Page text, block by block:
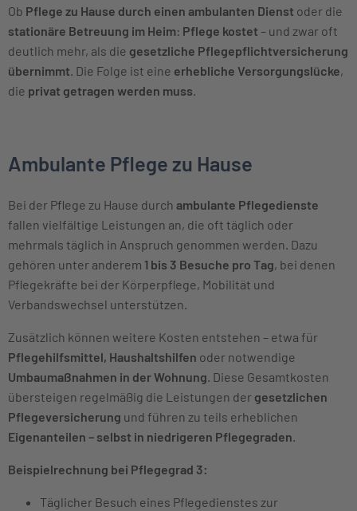
Ob Pflege zu Hause durch einen ambulanten Dienst oder die
stationäre Betreuung im Heim: Pflege kostet – und zwar oft
deutlich mehr, als die gesetzliche Pflegepflichtversicherung
übernimmt. Die Folge ist eine erhebliche Versorgungslücke,
die privat getragen werden muss.
Ambulante Pflege zu Hause
Bei der Pflege zu Hause durch ambulante Pflegedienste
fallen vielfältige Leistungen an, die oft täglich oder
mehrmals täglich in Anspruch genommen werden. Dazu
gehören unter anderem 1 bis 3 Besuche pro Tag, bei denen
Pflegekräfte bei der Körperpflege, Mobilität und
Verbandswechsel unterstützen.
Zusätzlich können weitere Kosten entstehen – etwa für
Pflegehilfsmittel, Haushaltshilfen oder notwendige
Umbaumaßnahmen in der Wohnung. Diese Gesamtkosten
übersteigen regelmäßig die Leistungen der gesetzlichen
Pflegeversicherung und führen zu teils erheblichen
Eigenanteilen – selbst in niedrigeren Pflegegraden.
Beispielrechnung bei Pflegegrad 3:
Täglicher Besuch eines Pflegedienstes zur